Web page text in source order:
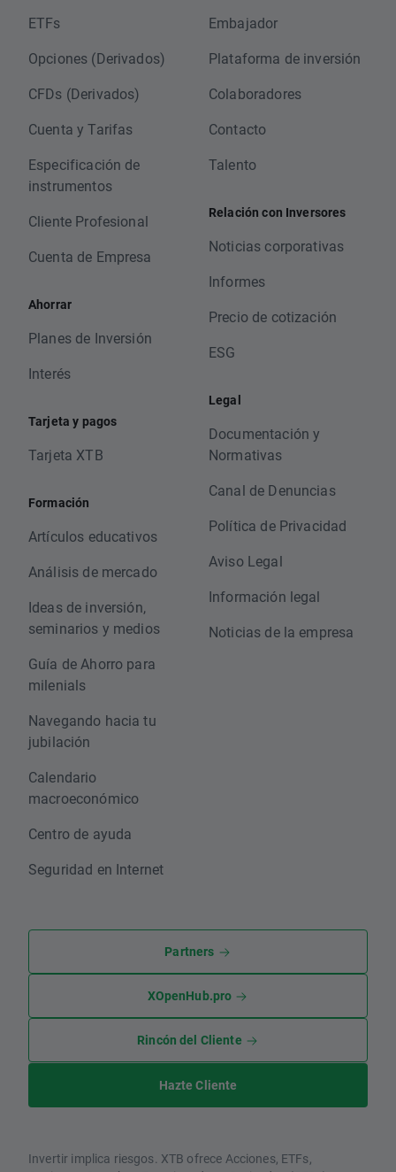
ETFs
Opciones (Derivados)
CFDs (Derivados)
Cuenta y Tarifas
Especificación de
instrumentos
Cliente Profesional
Cuenta de Empresa
Ahorrar
Planes de Inversión
Interés
Tarjeta y pagos
Tarjeta XTB
Formación
Artículos educativos
Análisis de mercado
Ideas de inversión,
seminarios y medios
Guía de Ahorro para
milenials
Navegando hacia tu
jubilación
Calendario
macroeconómico
Centro de ayuda
Seguridad en Internet
Embajador
Plataforma de inversión
Colaboradores
Contacto
Talento
Relación con Inversores
Noticias corporativas
Informes
Precio de cotización
ESG
Legal
Documentación y
Normativas
Canal de Denuncias
Política de Privacidad
Aviso Legal
Información legal
Noticias de la empresa
Partners
XOpenHub.pro
Rincón del Cliente
Hazte Cliente
Invertir implica riesgos. XTB ofrece Acciones, ETFs,